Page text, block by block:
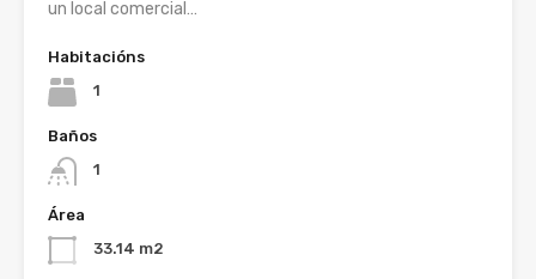
un local comercial…
Habitacións
1
Baños
1
Área
33.14 m2